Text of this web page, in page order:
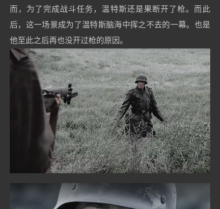
而，为了完成战斗任务，温特斯还是果断开了枪。而此
后，这一场景成为了温特斯脑海中挥之不去的一幕。也是
他至此之后再也没开过枪的原因。